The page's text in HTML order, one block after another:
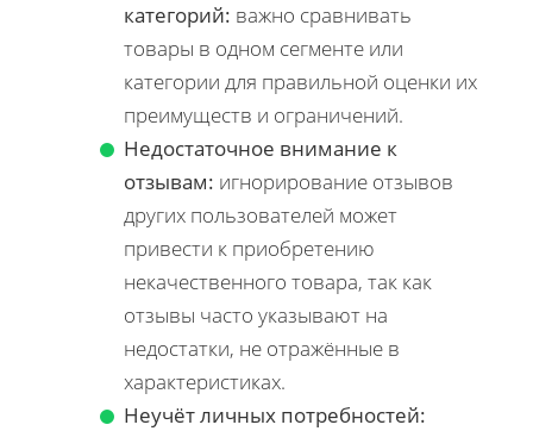
категорий: важно сравнивать
товары в одном сегменте или
категории для правильной оценки их
преимуществ и ограничений.
Недостаточное внимание к
отзывам: игнорирование отзывов
других пользователей может
привести к приобретению
некачественного товара, так как
отзывы часто указывают на
недостатки, не отражённые в
характеристиках.
Неучёт личных потребностей: